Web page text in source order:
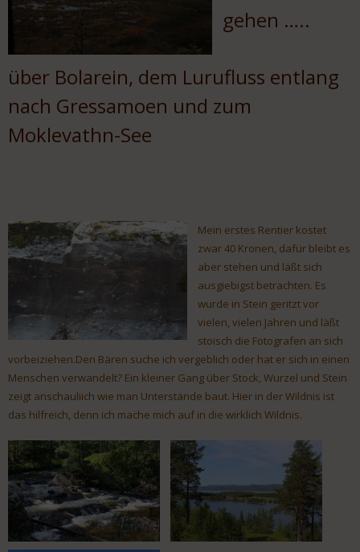
gehen …..
über Bolarein, dem Lurufluss entlang
nach Gressamoen und zum
Moklevathn-See
Mein erstes Rentier kostet
zwar 40 Kronen, dafür bleibt es
aber stehen und läßt sich
ausgiebigst betrachten. Es
wurde in Stein geritzt vor
vielen, vielen Jahren und läßt
stoisch die Fotografen an sich
vorbeiziehen.Den Bären suche ich vergeblich oder hat er sich in einen
Menschen verwandelt? Ein kleiner Gang über Stock, Wurzel und Stein
zeigt anschauliich wie man Unterstände baut. Hier in der Wildnis ist
das hilfreich, denn ich mache mich auf in die wirklich Wildnis.